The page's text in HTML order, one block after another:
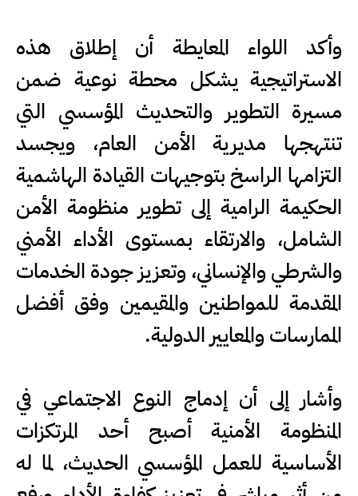
وأكد اللواء المعايطة أن إطلاق هذه
الاستراتيجية يشكل محطة نوعية ضمن
مسيرة التطوير والتحديث المؤسسي التي
تنتهجها مديرية الأمن العام، ويجسد
التزامها الراسخ بتوجيهات القيادة الهاشمية
الحكيمة الرامية إلى تطوير منظومة الأمن
الشامل، والارتقاء بمستوى الأداء الأمني
والشرطي والإنساني، وتعزيز جودة الخدمات
المقدمة للمواطنين والمقيمين وفق أفضل
الممارسات والمعايير الدولية.
وأشار إلى أن إدماج النوع الاجتماعي في
المنظومة الأمنية أصبح أحد المرتكزات
الأساسية للعمل المؤسسي الحديث، لما له